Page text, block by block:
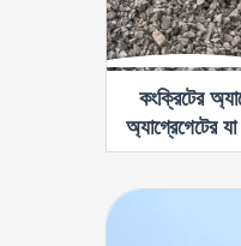
কংক্রিটের
অ্যাগ্রেগেটের